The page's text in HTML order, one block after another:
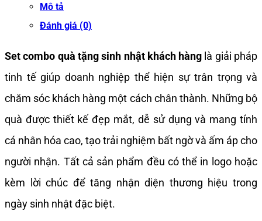
Mô tả
Đánh giá (0)
Set combo quà tặng sinh nhật khách hàng là giải pháp
tinh tế giúp doanh nghiệp thể hiện sự trân trọng và
chăm sóc khách hàng một cách chân thành. Những bộ
quà được thiết kế đẹp mắt, dễ sử dụng và mang tính
cá nhân hóa cao, tạo trải nghiệm bất ngờ và ấm áp cho
người nhận. Tất cả sản phẩm đều có thể in logo hoặc
kèm lời chúc để tăng nhận diện thương hiệu trong
ngày sinh nhật đặc biệt.